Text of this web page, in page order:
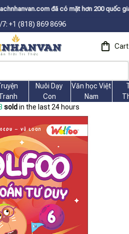
có mặt hơn 200 quốc gia như Mỹ,
7: +1 (818) 869 8696
Cart
Nuôi Dạy
Con
Văn học Việt
Nam
sold in the last 24 hours